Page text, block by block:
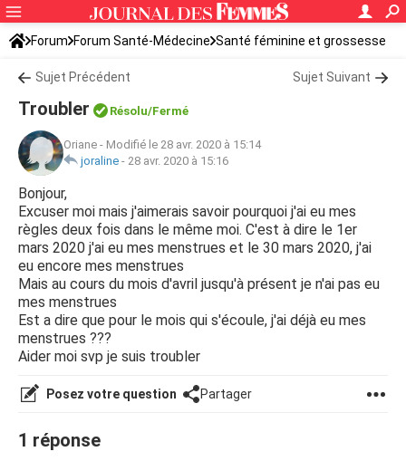
Forum Forum Santé-Médecine Santé féminine et grossesse
Tomber enceinte
Sujet Précédent Sujet Suivant
Troubler Résolu/Fermé
Oriane - Modifié le 28 avr. 2020 à 15:14
joraline - 28 avr. 2020 à 15:16
Bonjour,
Excuser moi mais j'aimerais savoir pourquoi j'ai eu mes
règles deux fois dans le même moi. C'est à dire le 1er
mars 2020 j'ai eu mes menstrues et le 30 mars 2020, j'ai
eu encore mes menstrues
Mais au cours du mois d'avril jusqu'à présent je n'ai pas eu
mes menstrues
Est a dire que pour le mois qui s'écoule, j'ai déjà eu mes
menstrues ???
Aider moi svp je suis troubler
Posez votre question Partager
1 réponse